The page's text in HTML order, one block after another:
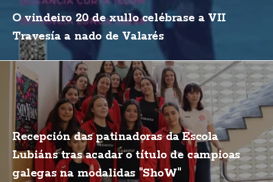
O vindeiro 20 de xullo celébrase a VII
Travesía a nado de Valarés
Recepción das patinadoras da Escola
Lubiáns tras acadar o título de campioas
galegas na modalidas "ShoW"